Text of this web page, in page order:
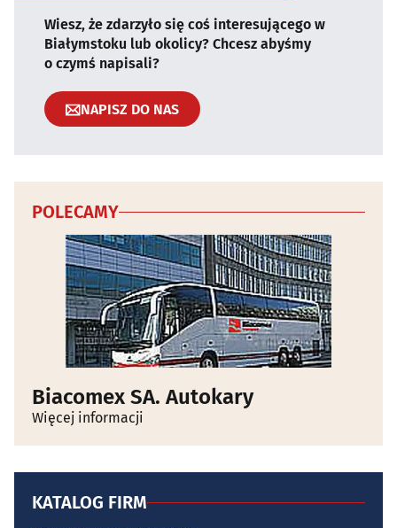
Wiesz, że zdarzyło się coś interesującego w
Białymstoku lub okolicy? Chcesz abyśmy
o czymś napisali?
NAPISZ DO NAS
POLECAMY
Biacomex SA. Autokary
Więcej informacji
KATALOG FIRM